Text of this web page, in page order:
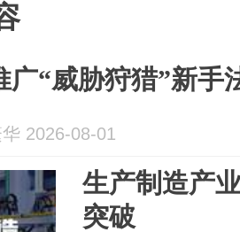
广“威胁狩猎”新手
2026-08-01
生产制造产
突破